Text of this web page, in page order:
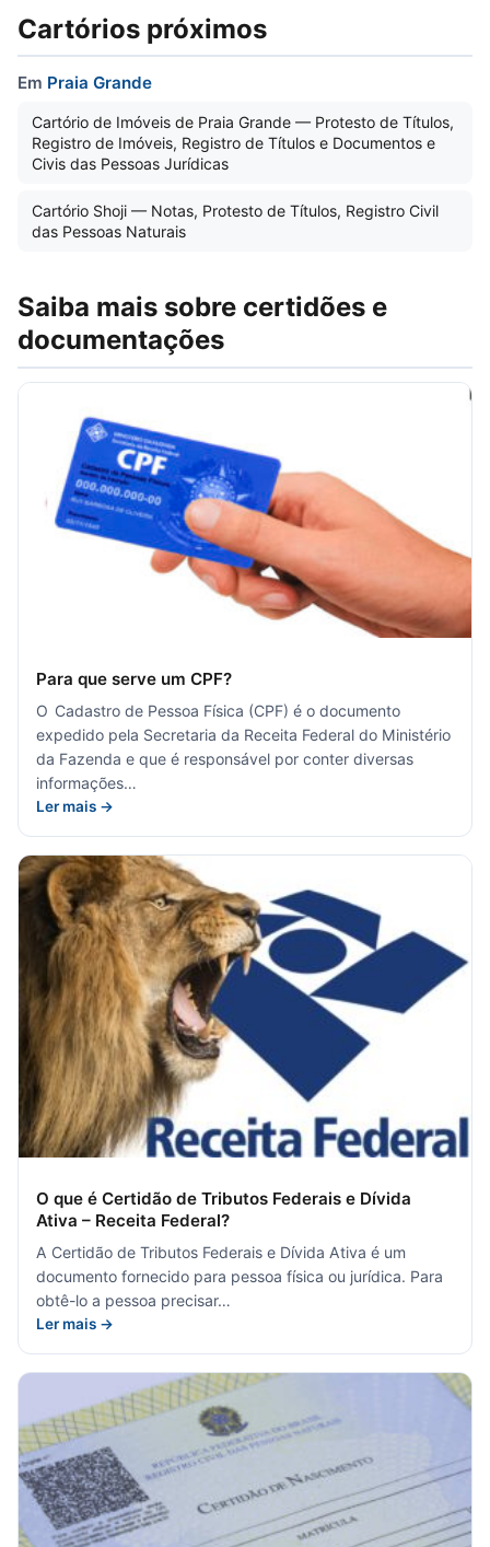
Cartórios próximos
Em Praia Grande
Cartório de Imóveis de Praia Grande — Protesto de Títulos,
Registro de Imóveis, Registro de Títulos e Documentos e
Civis das Pessoas Jurídicas
Cartório Shoji — Notas, Protesto de Títulos, Registro Civil
das Pessoas Naturais
Saiba mais sobre certidões e
documentações
Para que serve um CPF?
O Cadastro de Pessoa Física (CPF) é o documento
expedido pela Secretaria da Receita Federal do Ministério
da Fazenda e que é responsável por conter diversas
informações…
Ler mais →
O que é Certidão de Tributos Federais e Dívida
Ativa – Receita Federal?
A Certidão de Tributos Federais e Dívida Ativa é um
documento fornecido para pessoa física ou jurídica. Para
obtê-lo a pessoa precisar…
Ler mais →